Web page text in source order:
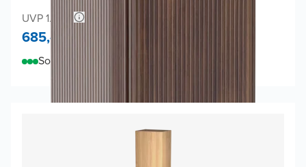
UVP 1.180,-
685,-
Sofort lieferbar